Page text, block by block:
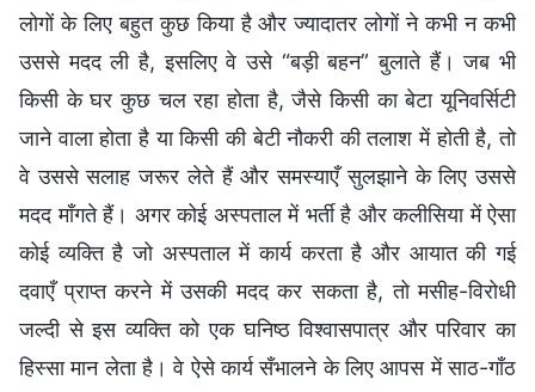
लोगों के लिए बहुत कुछ किया है और ज्यादातर लोगों ने कभी न कभी
उससे मदद ली है, इसलिए वे उसे “बड़ी बहन” बुलाते हैं। जब भी
किसी के घर कुछ चल रहा होता है, जैसे किसी का बेटा यूनिवर्सिटी
जाने वाला होता है या किसी की बेटी नौकरी की तलाश में होती है, तो
वे उससे सलाह जरूर लेते हैं और समस्याएँ सुलझाने के लिए उससे
मदद माँगते हैं। अगर कोई अस्पताल में भर्ती है और कलीसिया में ऐसा
कोई व्यक्ति है जो अस्पताल में कार्य करता है और आयात की गई
दवाएँ प्राप्त करने में उसकी मदद कर सकता है, तो मसीह-विरोधी
जल्दी से इस व्यक्ति को एक घनिष्ठ विश्वासपात्र और परिवार का
हिस्सा मान लेता है। वे ऐसे कार्य सँभालने के लिए आपस में साठ-गाँठ